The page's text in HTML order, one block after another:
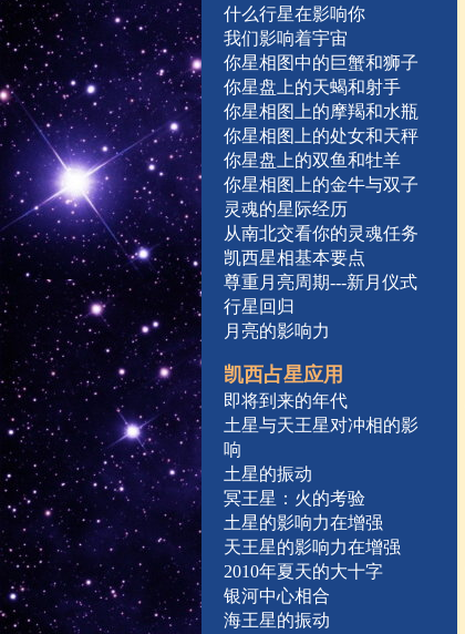
什么行星在影响你
我们影响着宇宙
你星相图中的巨蟹和狮子
你星盘上的天蝎和射手
你星相图上的摩羯和水瓶
你星相图上的处女和天秤
你星盘上的双鱼和牡羊
你星相图上的金牛与双子
灵魂的星际经历
从南北交看你的灵魂任务
凯西星相基本要点
尊重月亮周期---新月仪式
行星回归
月亮的影响力
凯西占星应用
即将到来的年代
土星与天王星对冲相的影
响
土星的振动
冥王星：火的考验
土星的影响力在增强
天王星的影响力在增强
2010年夏天的大十字
银河中心相合
海王星的振动